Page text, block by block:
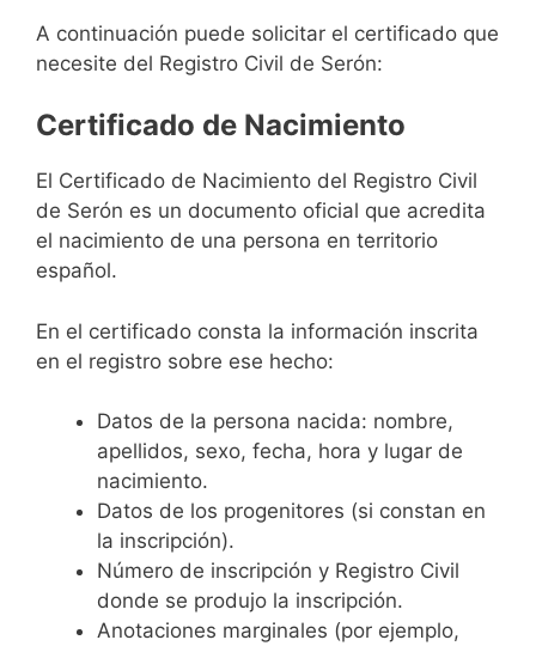
A continuación puede solicitar el certificado que
necesite del Registro Civil de Serón:
Certificado de Nacimiento
El Certificado de Nacimiento del Registro Civil
de Serón es un documento oficial que acredita
el nacimiento de una persona en territorio
español.
En el certificado consta la información inscrita
en el registro sobre ese hecho:
Datos de la persona nacida: nombre,
apellidos, sexo, fecha, hora y lugar de
nacimiento.
Datos de los progenitores (si constan en
la inscripción).
Número de inscripción y Registro Civil
donde se produjo la inscripción.
Anotaciones marginales (por ejemplo,